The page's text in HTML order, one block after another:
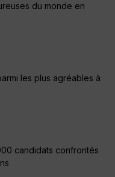
du monde en
les plus agréables à
candidats confrontés